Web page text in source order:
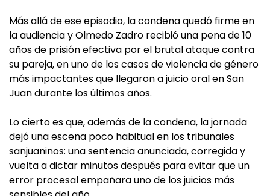
Más allá de ese episodio, la condena quedó firme en
la audiencia y Olmedo Zadro recibió una pena de 10
años de prisión efectiva por el brutal ataque contra
su pareja, en uno de los casos de violencia de género
más impactantes que llegaron a juicio oral en San
Juan durante los últimos años.
Lo cierto es que, además de la condena, la jornada
dejó una escena poco habitual en los tribunales
sanjuaninos: una sentencia anunciada, corregida y
vuelta a dictar minutos después para evitar que un
error procesal empañara uno de los juicios más